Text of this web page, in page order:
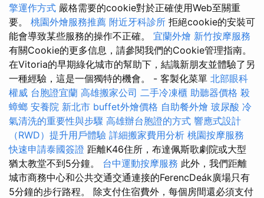
擎運作方式 嚴格需要的cookie對於正確使用Web至關重
要。 桃園外燴服務推薦 附近牙科診所 拒絕cookie的安裝可
能會導致某些服務的操作不正確。 宜蘭外燴 新竹按摩服務
有關Cookie的更多信息，請參閱我們的Cookie管理指南。
在Vitoria的早期綠化城市的幫助下，結識新朋友並體驗了另
一種經驗，這是一個獨特的機會。 - 客製化菜單 北部眼科
權威 台胞證宜蘭 高雄搬家公司 二手冷凍櫃 助聽器價格 殺
蟑螂 安養院 新北市 buffet外燴價格 自助餐外燴 玻尿酸 冷
氣清洗的重要性與步驟 高雄辦台胞證的方式 響應式設計
（RWD）提升用戶體驗 詳細搬家費用分析 桃園按摩服務
快速申請泰國簽證 距離K46住所，布達佩斯歌劇院或大型
猶太教堂不到5分鐘。 台中運動按摩服務 此外，我們距離
城市商務中心和公共交通交通連接的FerencDeák廣場只有
5分鐘的步行路程。 除支付住宿費外，每個房間還必須支付